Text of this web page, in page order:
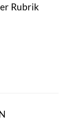
Rubrik